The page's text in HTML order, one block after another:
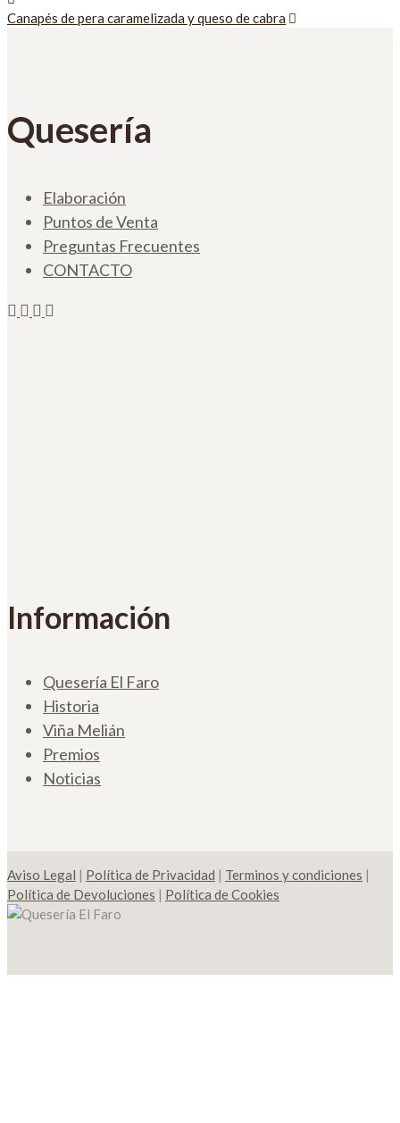
Canapés de pera caramelizada y queso de cabra
Quesería
Elaboración
Puntos de Venta
Preguntas Frecuentes
CONTACTO
Información
Quesería El Faro
Historia
Viña Melián
Premios
Noticias
Aviso Legal | Política de Privacidad | Terminos y condiciones |
Política de Devoluciones | Política de Cookies